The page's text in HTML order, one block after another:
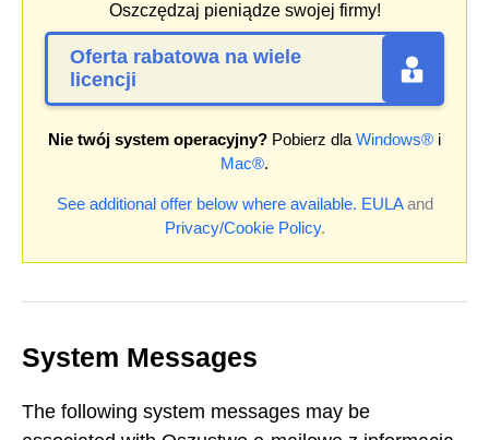
Oszczędzaj pieniądze swojej firmy!
Oferta rabatowa na wiele
licencji
Nie twój system operacyjny? Pobierz dla Windows® i
Mac®.
See additional offer below where available. EULAand
Privacy/Cookie Policy.
System Messages
The following system messages may be